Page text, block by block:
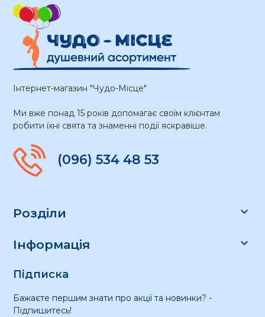
Інтернет-магазин "Чудо-Місце"
Ми вже понад 15 років допомагає своїм клієнтам
робити їхні свята та знаменні події яскравіше.
(096) 534 48 53
Розділи 
Інформація 
Підписка
Бажаєте першим знати про акції та новинки? -
Підпишитесь!